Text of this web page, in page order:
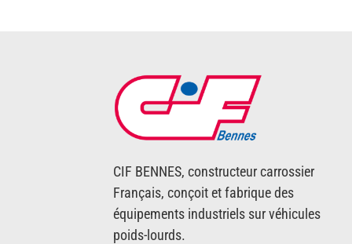
CIF BENNES, constructeur carrossier
Français, conçoit et fabrique des
équipements industriels sur véhicules
poids-lourds.